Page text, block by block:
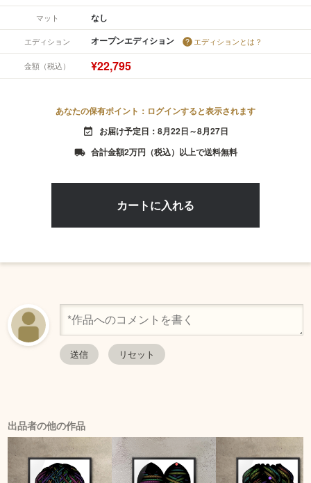
マット なし
エディション オープンエディション エディションとは？
金額（税込） ¥22,795
あなたの保有ポイント：ログインすると表示されます
event_available お届け予定日：8月22日～8月27日
local_shipping 合計金額2万円（税込）以上で送料無料
出品者の他の作品